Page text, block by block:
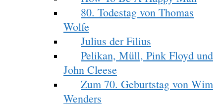
80. Todestag von Thomas
Wolfe
Julius der Filius
Pelikan, Müll, Pink Floyd und
John Cleese
Zum 70. Geburtstag von Wim
Wenders